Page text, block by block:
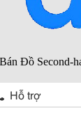
Hỗ trợ